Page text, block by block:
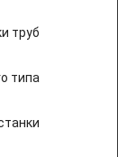
труб
типа